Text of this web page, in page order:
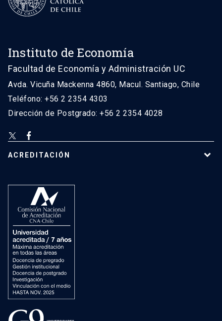
Instituto de Economía
Facultad de Economía y Administración UC
Avda. Vicuña Mackenna 4860, Macul. Santiago, Chile
Teléfono: +56 2 2354 4303
Dirección de Postgrado: +56 2 2354 4028
ACREDITACIÓN